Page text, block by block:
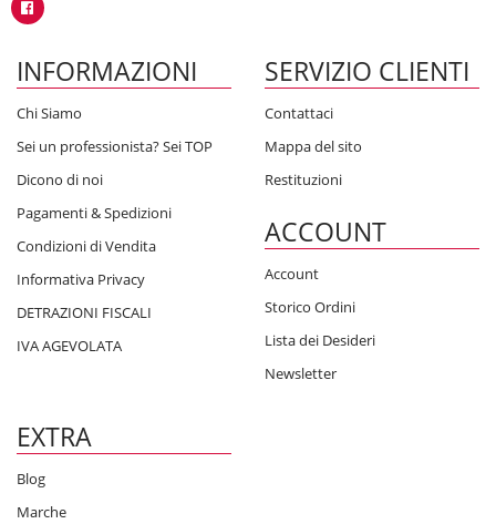
INFORMAZIONI
Chi Siamo
Sei un professionista? Sei TOP
Dicono di noi
Pagamenti & Spedizioni
Condizioni di Vendita
Informativa Privacy
DETRAZIONI FISCALI
IVA AGEVOLATA
SERVIZIO CLIENTI
Contattaci
Mappa del sito
Restituzioni
ACCOUNT
Account
Storico Ordini
Lista dei Desideri
Newsletter
EXTRA
Blog
Marche